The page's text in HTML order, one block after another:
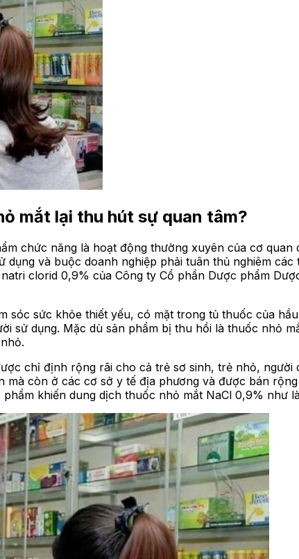
mắt lại thu hút sự quan tâm?
chức năng là hoạt động thường xuyên của cơ
và buộc doanh nghiệp phải tuân thủ nghiêm
clorid 0,9% của Công ty Cổ phần Dược phẩm
sóc sức khỏe thiết yếu, có mặt trong tủ thuốc của
sử dụng. Mặc dù sản phẩm bị thu hồi là thuốc nhỏ
chỉ định rộng rãi cho cả trẻ sơ sinh, trẻ nhỏ,
còn ở các cơ sở y tế địa phương và được bán
khiến dung dịch thuốc nhỏ mắt NaCl 0,9% như